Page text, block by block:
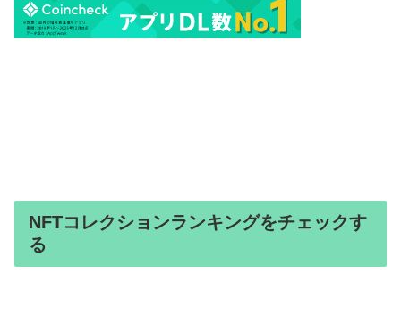
NFTコレクションランキングをチェックす
る